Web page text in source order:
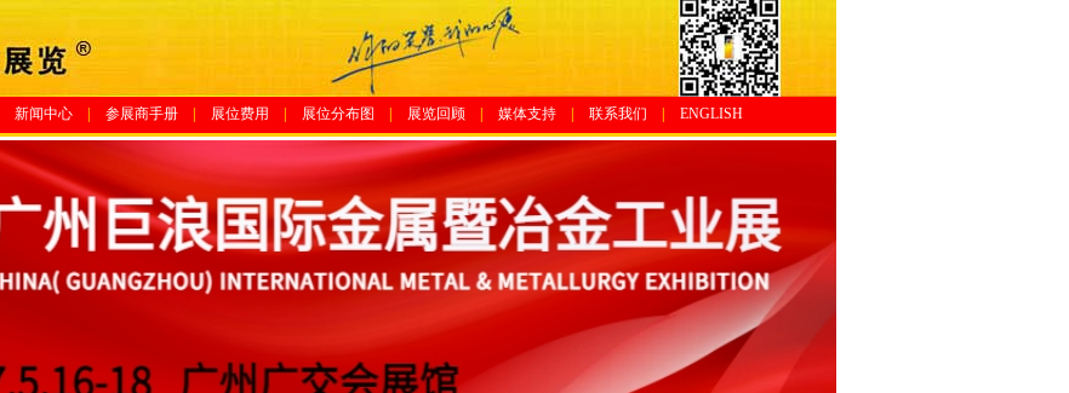
新闻中心 参展商手册| 展位费用 展位分布图 展览回顾 媒体支持| 联系我们 ENGLISH